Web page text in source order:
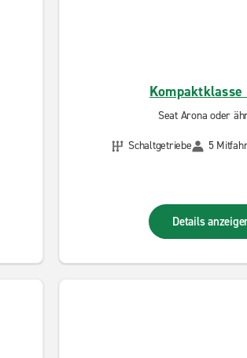
Kompaktklasse
Seat Arona oder
Schaltgetriebe
5
Details